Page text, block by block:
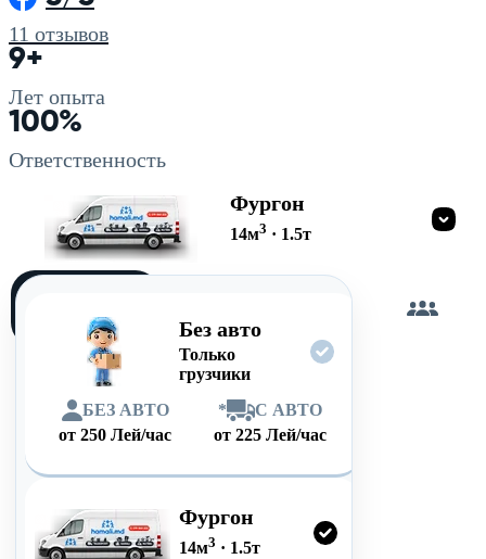
11 отзывов
9+
Лет опыта
100%
Ответственность
Фургон
14м3 · 1.5т
Без авто
Только
грузчики
БЕЗ АВТО
от250 Лей/час
*
С АВТО
от 225 Лей/час
Фургон
14м3 · 1.5т